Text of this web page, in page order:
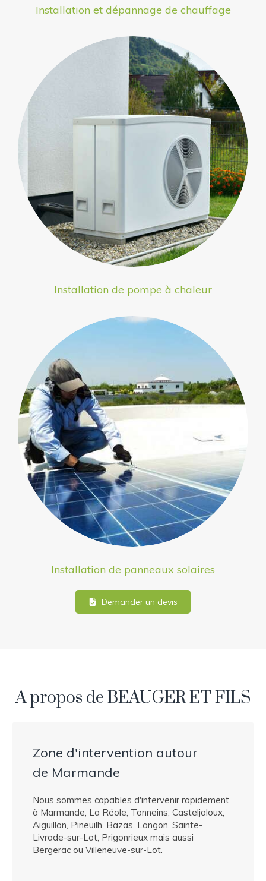
Installation et dépannage de chauffage
Installation de pompe à chaleur
Installation de panneaux solaires
Demander un devis
A propos de BEAUGER ET FILS
Zone d'intervention autour
de Marmande
Nous sommes capables d'intervenir rapidement
à Marmande, La Réole, Tonneins, Casteljaloux,
Aiguillon, Pineuilh, Bazas, Langon, Sainte-
Livrade-sur-Lot, Prigonrieux mais aussi
Bergerac ou Villeneuve-sur-Lot.